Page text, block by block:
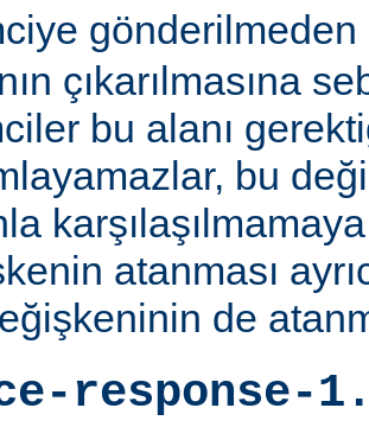
çıkarılmasına
bu alanı
bu
karşılaşılmamaya
atanması
de
response-